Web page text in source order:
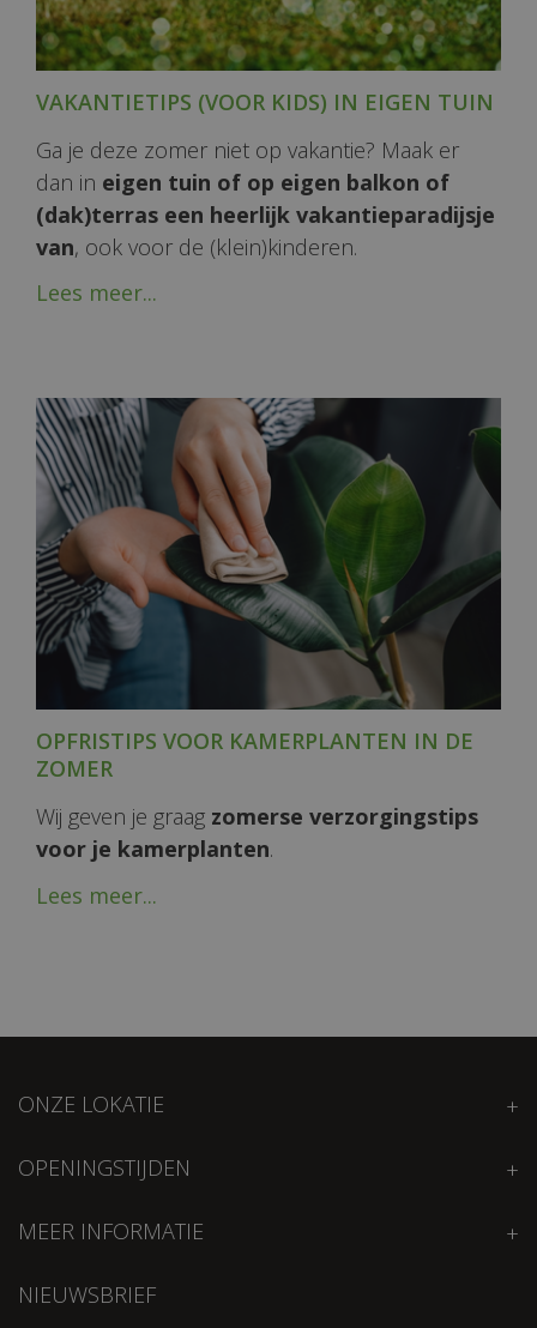
VAKANTIETIPS (VOOR KIDS) IN EIGEN TUIN
Ga je deze zomer niet op vakantie? Maak er
dan in eigen tuin of op eigen balkon of
(dak)terras een heerlijk vakantieparadijsje
van, ook voor de (klein)kinderen.
Lees meer...
OPFRISTIPS VOOR KAMERPLANTEN IN DE
ZOMER
Wij geven je graag zomerse verzorgingstips
voor je kamerplanten.
Lees meer...
ONZE LOKATIE
OPENINGSTIJDEN
MEER INFORMATIE
NIEUWSBRIEF